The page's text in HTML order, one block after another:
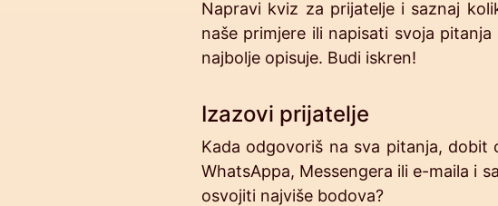
Napravi kviz za prijatelje i saznaj
naše primjere ili napisati svoja
najbolje opisuje. Budi iskren!
Izazovi prijatelje
Kada odgovoriš na sva pitanja,
WhatsAppa, Messengera ili e-maila i
osvojiti najviše bodova?